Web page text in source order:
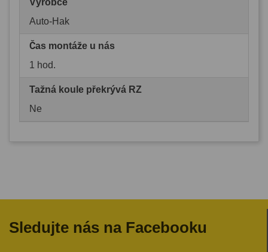
Auto-Hak
Čas montáže u nás
1 hod.
Tažná koule překrývá RZ
Ne
Sledujte nás na Facebooku